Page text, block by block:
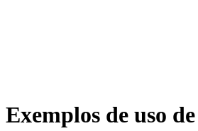
Exemplos de uso